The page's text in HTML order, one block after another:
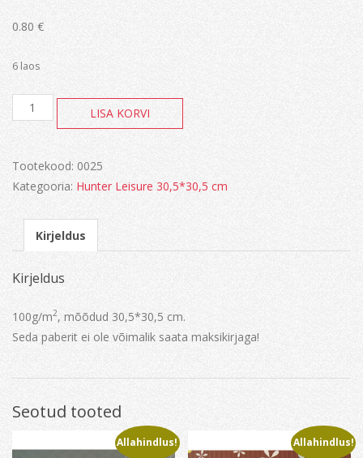
0.80 €
6 laos
Paber
kogus
LISA KORVI
Tootekood: 0025
Kategooria: Hunter Leisure 30,5*30,5 cm
Kirjeldus
Kirjeldus
100g/m2, mõõdud 30,5*30,5 cm.
Seda paberit ei ole võimalik saata maksikirjaga!
Seotud tooted
Allahindlus! Allahindlus!